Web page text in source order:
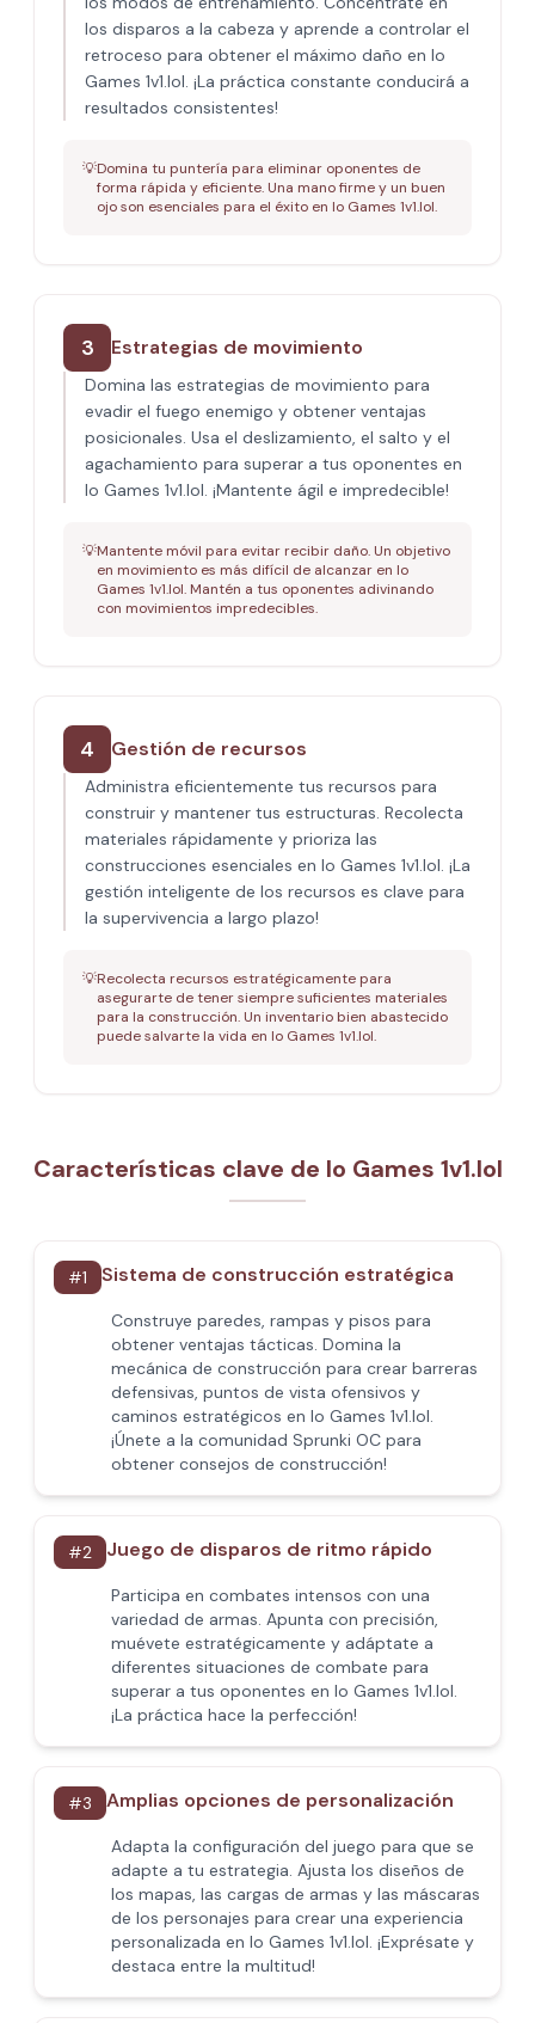
los disparos a la cabeza y aprende a controlar el
retroceso para obtener el máximo daño en Io
Games 1v1.lol. ¡La práctica constante conducirá a
resultados consistentes!
💡Domina tu puntería para eliminar oponentes de
forma rápida y eficiente. Una mano firme y un buen
ojo son esenciales para el éxito en Io Games 1v1.lol.
3 Estrategias de movimiento
Domina las estrategias de movimiento para
evadir el fuego enemigo y obtener ventajas
posicionales. Usa el deslizamiento, el salto y el
agachamiento para superar a tus oponentes en
Io Games 1v1.lol. ¡Mantente ágil e impredecible!
💡Mantente móvil para evitar recibir daño. Un objetivo
en movimiento es más difícil de alcanzar en Io
Games 1v1.lol. Mantén a tus oponentes adivinando
con movimientos impredecibles.
4 Gestión de recursos
Administra eficientemente tus recursos para
construir y mantener tus estructuras. Recolecta
materiales rápidamente y prioriza las
construcciones esenciales en Io Games 1v1.lol. ¡La
gestión inteligente de los recursos es clave para
la supervivencia a largo plazo!
💡Recolecta recursos estratégicamente para
asegurarte de tener siempre suficientes materiales
para la construcción. Un inventario bien abastecido
puede salvarte la vida en Io Games 1v1.lol.
Características clave de Io Games 1v1.lol
#1 Sistema de construcción estratégica
Construye paredes, rampas y pisos para
obtener ventajas tácticas. Domina la
mecánica de construcción para crear barreras
defensivas, puntos de vista ofensivos y
caminos estratégicos en Io Games 1v1.lol.
¡Únete a la comunidad Sprunki OC para
obtener consejos de construcción!
#2 Juego de disparos de ritmo rápido
Participa en combates intensos con una
variedad de armas. Apunta con precisión,
muévete estratégicamente y adáptate a
diferentes situaciones de combate para
superar a tus oponentes en Io Games 1v1.lol.
¡La práctica hace la perfección!
#3 Amplias opciones de personalización
Adapta la configuración del juego para que se
adapte a tu estrategia. Ajusta los diseños de
los mapas, las cargas de armas y las máscaras
de los personajes para crear una experiencia
personalizada en Io Games 1v1.lol. ¡Exprésate y
destaca entre la multitud!